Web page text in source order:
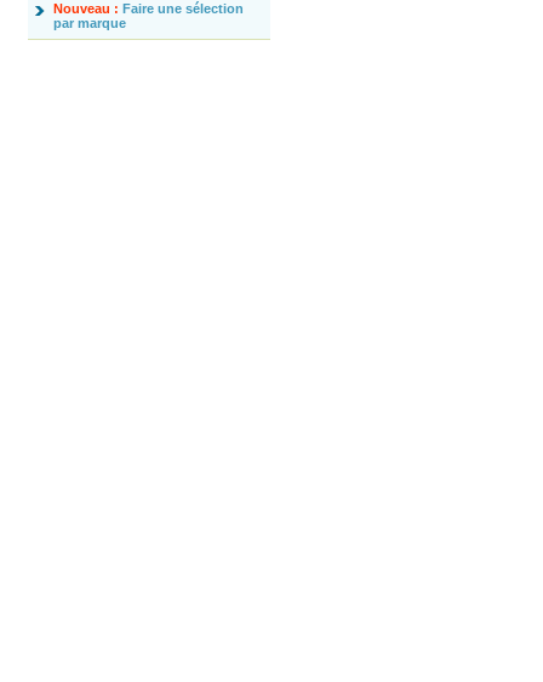
Nouveau : Faire une sélection
par marque